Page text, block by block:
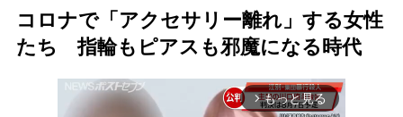
コロナで「アクセサリー離れ」する女性
たち 指輪もピアスも邪魔になる時代
arrow_forward_ios もっと見る